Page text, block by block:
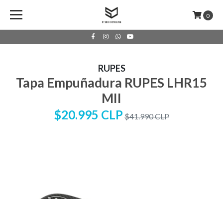
0
RUPES
Tapa Empuñadura RUPES LHR15
MII
$20.995 CLP $41.990 CLP